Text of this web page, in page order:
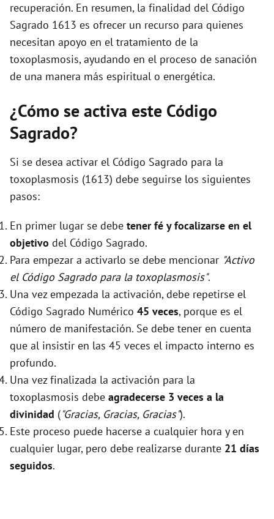
recuperación. En resumen, la finalidad del Código
Sagrado 1613 es ofrecer un recurso para quienes
necesitan apoyo en el tratamiento de la
toxoplasmosis, ayudando en el proceso de sanación
de una manera más espiritual o energética.
¿Cómo se activa este Código
Sagrado?
Si se desea activar el Código Sagrado para la
toxoplasmosis (1613) debe seguirse los siguientes
pasos:
En primer lugar se debe tener fé y focalizarse en el
objetivo del Código Sagrado.
Para empezar a activarlo se debe mencionar "Activo
el Código Sagrado para la toxoplasmosis".
Una vez empezada la activación, debe repetirse el
Código Sagrado Numérico 45 veces, porque es el
número de manifestación. Se debe tener en cuenta
que al insistir en las 45 veces el impacto interno es
profundo.
Una vez finalizada la activación para la
toxoplasmosis debe agradecerse 3 veces a la
divinidad ("Gracias, Gracias, Gracias").
Este proceso puede hacerse a cualquier hora y en
cualquier lugar, pero debe realizarse durante 21 días
seguidos.